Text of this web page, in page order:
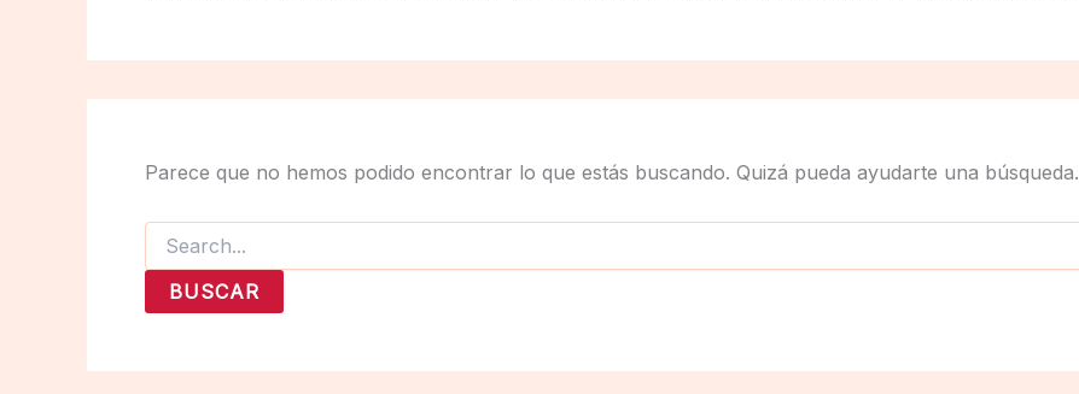
Parece que no hemos podido encontrar lo que estás buscando. Quizá pueda ayudarte una búsqueda.
Buscar
por: